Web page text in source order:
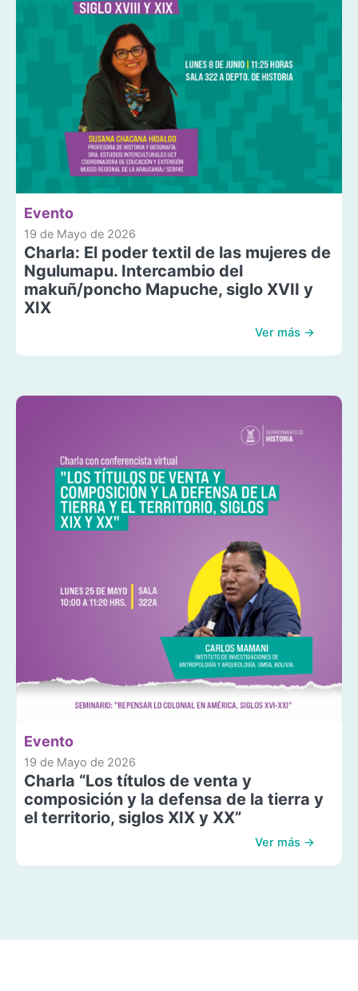
Evento
19 de Mayo de 2026
Charla: El poder textil de las mujeres de
Ngulumapu. Intercambio del
makuñ/poncho Mapuche, siglo XVII y
XIX
Ver más →
Evento
19 de Mayo de 2026
Charla “Los títulos de venta y
composición y la defensa de la tierra y
el territorio, siglos XIX y XX”
Ver más →